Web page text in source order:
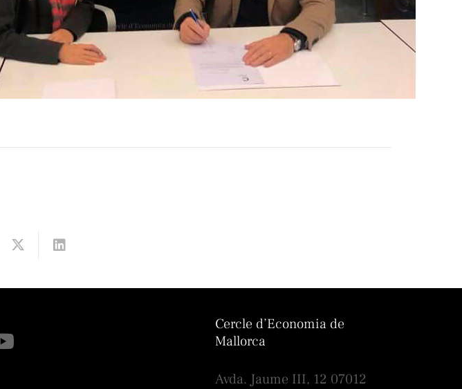
Cercle d’Economia de
Mallorca
Avda. Jaume III, 12 07012